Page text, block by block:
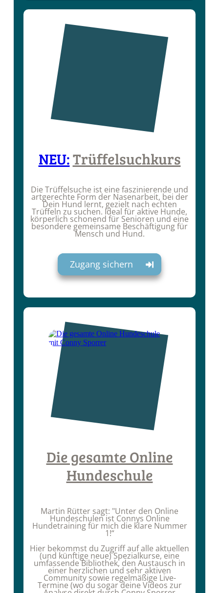
NEU:Trüffelsuchkurs
Die Trüffelsuche ist eine faszinierende und
artgerechte Form der Nasenarbeit, bei der
Dein Hund lernt, gezielt nach echten
Trüffeln zu suchen. Ideal für aktive Hunde,
körperlich schonend für Senioren und eine
besondere gemeinsame Beschäftigung für
Mensch und Hund.
Zugang sichern
Die gesamte Online
Hundeschule
Martin Rütter sagt: "Unter den Online
Hundeschulen ist Connys Online
Hundetraining für mich die klare Nummer
1!“
Hier bekommst du Zugriff auf alle aktuellen
(und künftige neue) Spezialkurse, eine
umfassende Bibliothek, den Austausch in
einer herzlichen und sehr aktiven
Community sowie regelmäßige Live-
Termine (wo du sogar deine Videos zur